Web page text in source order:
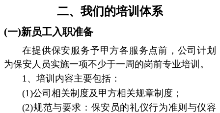
二、我们的培训体系
(一)新员工入职准备
在提供保安服务予甲方各服务点前，公司计划
为保安人员实施一项不少于一周的岗前专业培训。
1、培训内容主要包括：
(1)公司相关制度及甲方相关规章制度；
(2)规范与要求：保安员的礼仪行为准则与仪容